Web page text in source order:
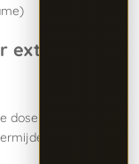
extra
dosering over de